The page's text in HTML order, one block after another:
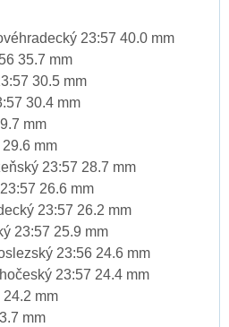
23:57 40.0 mm
35.7 mm
30.5 mm
30.4 mm
mm
mm
23:57 28.7 mm
26.6 mm
23:57 26.2 mm
23:57 25.9 mm
23:56 24.6 mm
23:57 24.4 mm
mm
mm